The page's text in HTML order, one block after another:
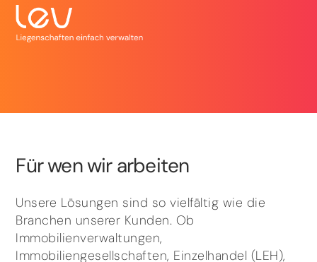
Für wen wir arbeiten
Unsere Lösungen sind so vielfältig wie die
Branchen unserer Kunden. Ob
Immobilienverwaltungen,
Immobiliengesellschaften, Einzelhandel (LEH),